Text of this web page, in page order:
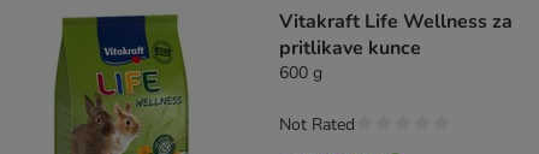
Vitakraft Life Wellness za
pritlikave kunce
600 g
Not Rated